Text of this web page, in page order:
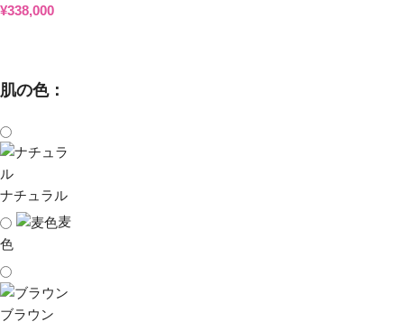
¥338,000
肌の色：
ナチュラル
麦
色
ブラウン